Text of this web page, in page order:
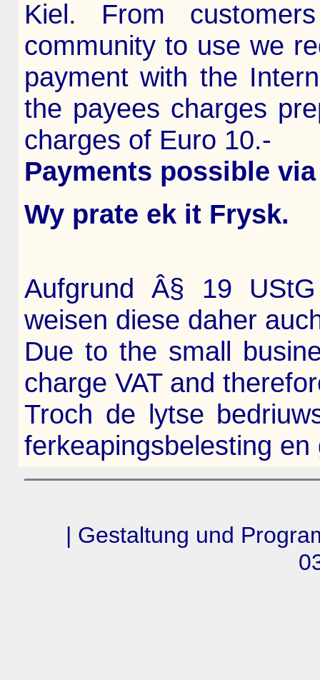
Kiel. From
community to use we
payment with the
the payees charges
charges of Euro 10.-
Payments possible
Wy prate ek it Frysk.
Aufgrund Â§ 19
weisen diese daher
Due to the small
charge VAT and
Troch de lytse
ferkeapingsbelesting
| Gestaltung und